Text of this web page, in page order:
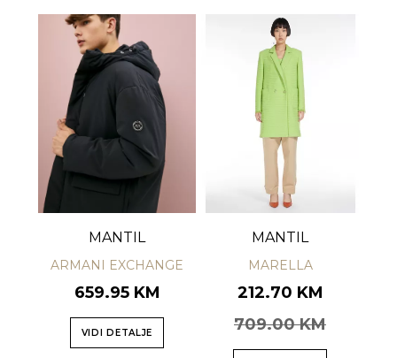
MANTIL
ARMANI EXCHANGE
659.95 KM
VIDI DETALJE
MANTIL
MARELLA
212.70 KM
709.00 KM